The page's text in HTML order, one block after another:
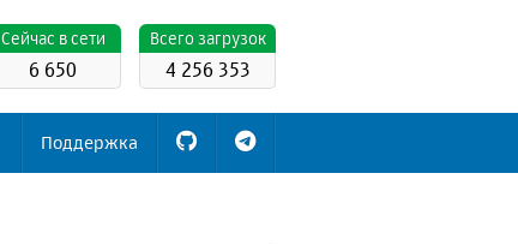
Всего загрузок
4 256 353
Cейчас в сети
6 650
Поддержка